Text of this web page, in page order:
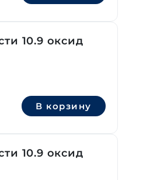
10.9 оксид
В корзину
10.9 оксид